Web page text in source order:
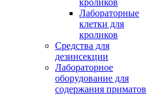
кроликов
Лабораторные
клетки для
кроликов
Средства для
дезинсекции
Лабораторное
оборудование для
содержания приматов